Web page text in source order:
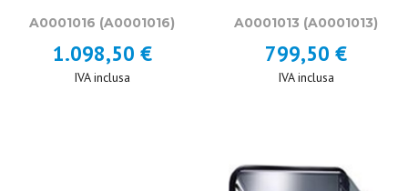
A0001016 (A0001016)
1.098,50 €
IVA inclusa
A0001013 (A0001013)
799,50 €
IVA inclusa